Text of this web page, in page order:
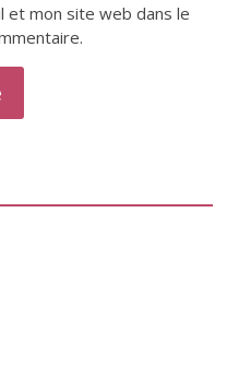
et mon site web dans le